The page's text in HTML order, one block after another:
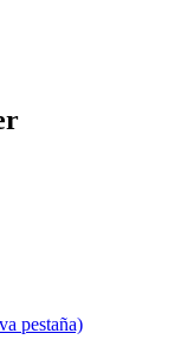
pestaña)